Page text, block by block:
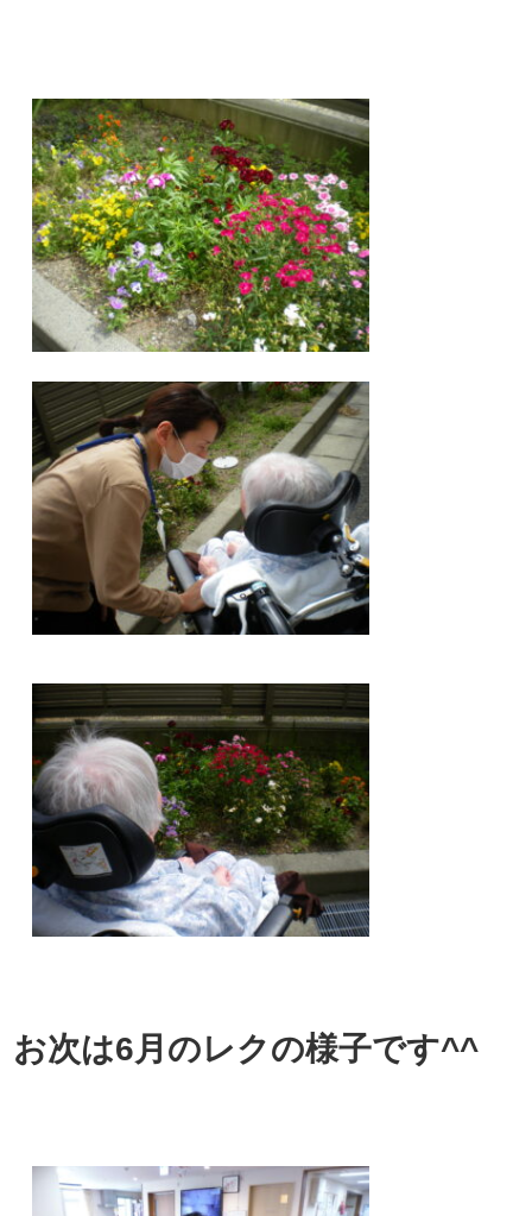
お次は6月のレクの様子です^^